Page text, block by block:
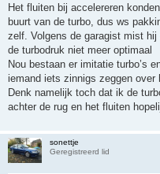
Het fluiten bij accelereren
buurt van de turbo, dus ws
zelf. Volgens de garagist mist
de turbodruk niet meer optimaal
Nou bestaan er imitatie turbo’s
iemand iets zinnigs zeggen
Denk namelijk toch dat ik de
achter de rug en het fluiten
sonettje
Geregistreerd lid